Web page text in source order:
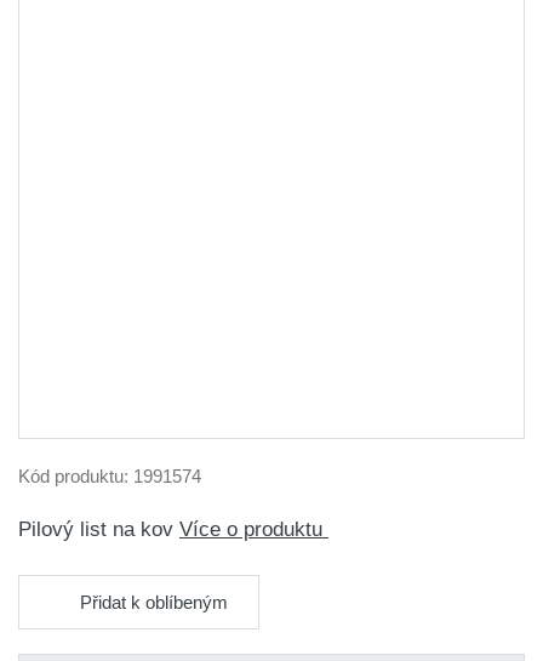
Kód produktu: 1991574
Pilový list na kov Více o produktu
Přidat k oblíbeným